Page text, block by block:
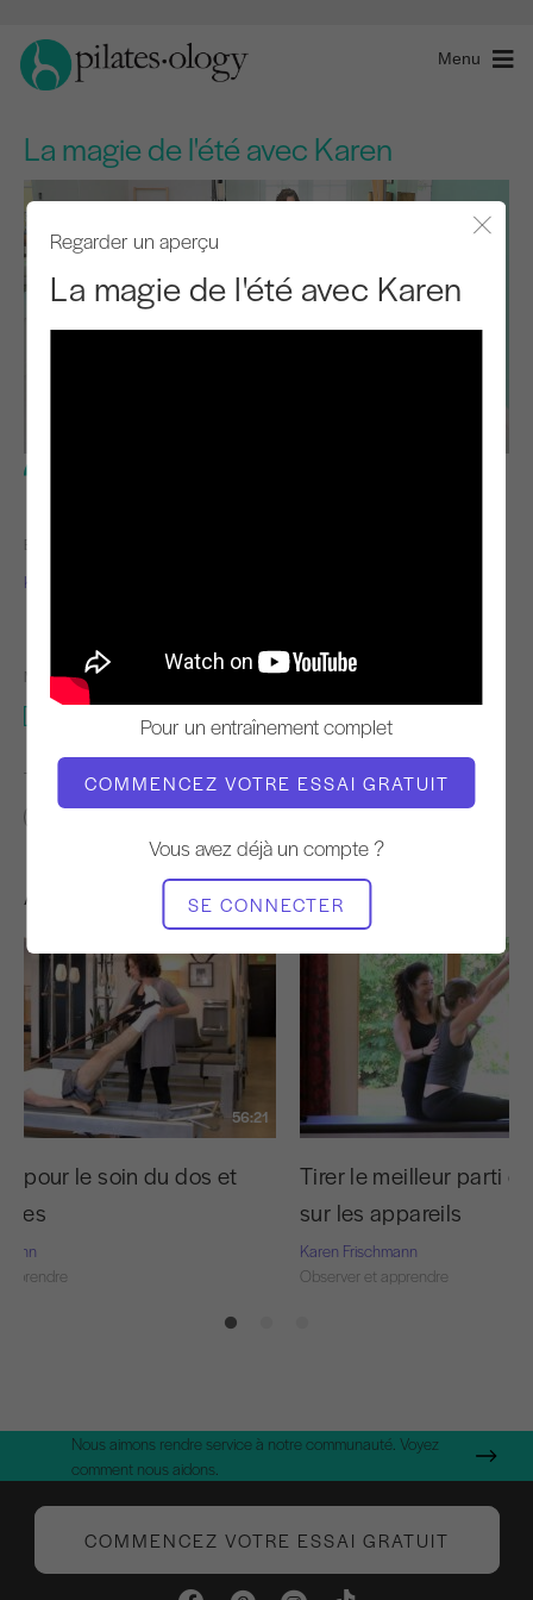
Menu
La magie de l'été avec Karen
Regarder un aperçu
La magie de l'été avec Karen
Pour un entraînement complet
COMMENCEZ VOTRE ESSAI GRATUIT
Vous avez déjà un compte ?
SE CONNECTER
ENSEIGNANT
Karen Frischmann
MATÉRIEL NÉCESSAIRE
TROUVER DES COURS SIMILAIRES POUR
Autres séances d'entraînement
56:21
pour le soin du dos et
Tirer le meilleur parti
sur les appareils
Karen Frischmann
Observer et apprendre
Nous aimons rendre service à notre communauté. Voyez
comment nous aidons.
COMMENCEZ VOTRE ESSAI GRATUIT